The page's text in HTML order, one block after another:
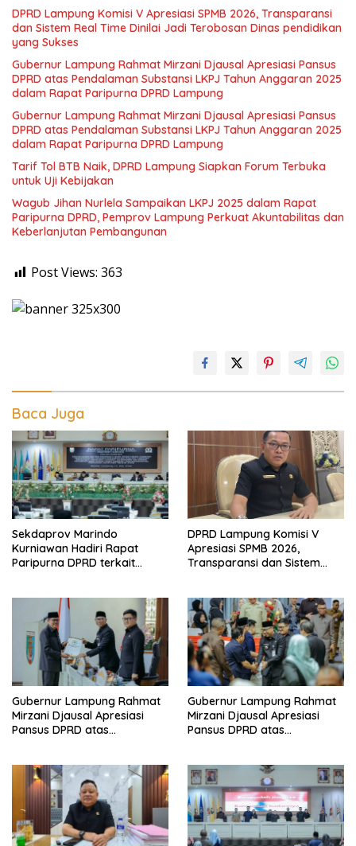
DPRD Lampung Komisi V Apresiasi SPMB 2026, Transparansi
dan Sistem Real Time Dinilai Jadi Terobosan Dinas pendidikan
yang Sukses
Gubernur Lampung Rahmat Mirzani Djausal Apresiasi Pansus
DPRD atas Pendalaman Substansi LKPJ Tahun Anggaran 2025
dalam Rapat Paripurna DPRD Lampung
Gubernur Lampung Rahmat Mirzani Djausal Apresiasi Pansus
DPRD atas Pendalaman Substansi LKPJ Tahun Anggaran 2025
dalam Rapat Paripurna DPRD Lampung
Tarif Tol BTB Naik, DPRD Lampung Siapkan Forum Terbuka
untuk Uji Kebijakan
Wagub Jihan Nurlela Sampaikan LKPJ 2025 dalam Rapat
Paripurna DPRD, Pemprov Lampung Perkuat Akuntabilitas dan
Keberlanjutan Pembangunan
Post Views: 363
Baca Juga
Sekdaprov Marindo
Kurniawan Hadiri Rapat
Paripurna DPRD terkait
Daerah Provinsi Lampung
Tahun 2026
DPRD Lampung Komisi V
Apresiasi SPMB 2026,
Transparansi dan Sistem
yang Sukses
Gubernur Lampung Rahmat
Mirzani Djausal Apresiasi
Pansus DPRD atas
Rapat Paripurna DPRD
Lampung
Gubernur Lampung Rahmat
Mirzani Djausal Apresiasi
Pansus DPRD atas
Rapat Paripurna DPRD
Lampung